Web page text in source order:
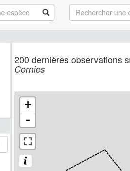
200 dernières observations
Cornies
+
-